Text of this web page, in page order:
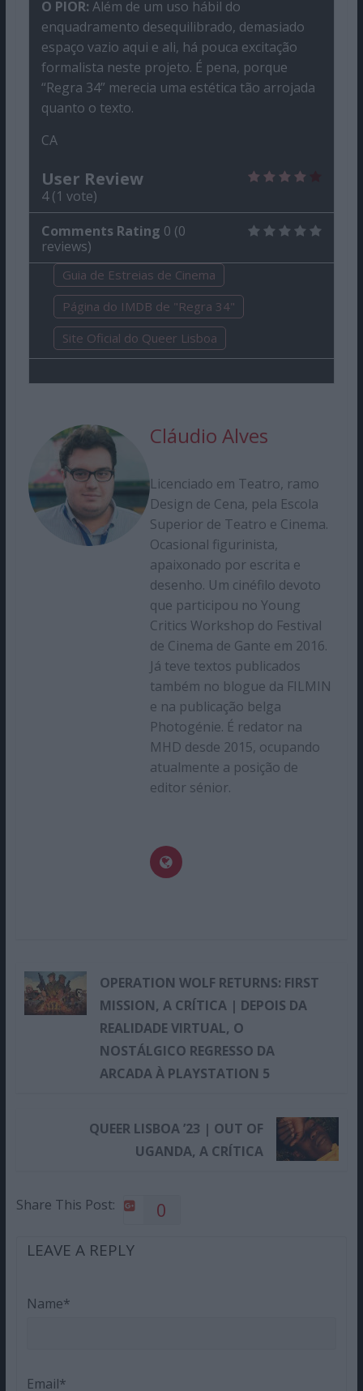
O PIOR: Além de um uso hábil do
enquadramento desequilibrado, demasiado
espaço vazio aqui e ali, há pouca excitação
formalista neste projeto. É pena, porque
“Regra 34” merecia uma estética tão arrojada
quanto o texto.
CA
User Review
4 (1 vote)
Comments Rating 0 (0
reviews)
Guia de Estreias de Cinema
Página do IMDB de "Regra 34"
Site Oficial do Queer Lisboa
Cláudio Alves
Licenciado em Teatro, ramo
Design de Cena, pela Escola
Superior de Teatro e Cinema.
Ocasional figurinista,
apaixonado por escrita e
desenho. Um cinéfilo devoto
que participou no Young
Critics Workshop do Festival
de Cinema de Gante em 2016.
Já teve textos publicados
também no blogue da FILMIN
e na publicação belga
Photogénie. É redator na
MHD desde 2015, ocupando
atualmente a posição de
editor sénior.
OPERATION WOLF RETURNS: FIRST
MISSION, A CRÍTICA | DEPOIS DA
REALIDADE VIRTUAL, O
NOSTÁLGICO REGRESSO DA
ARCADA À PLAYSTATION 5
QUEER LISBOA ’23 | OUT OF
UGANDA, A CRÍTICA
Share This Post: 0
LEAVE A REPLY
Name*
Email*